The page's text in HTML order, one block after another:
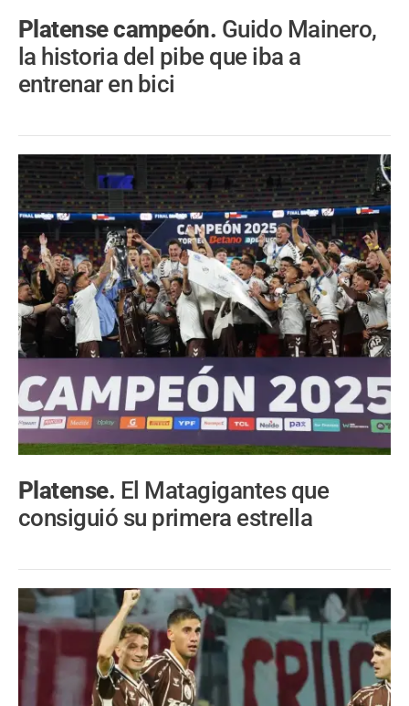
Platense campeón. Guido Mainero,
la historia del pibe que iba a
entrenar en bici
Platense. El Matagigantes que
consiguió su primera estrella